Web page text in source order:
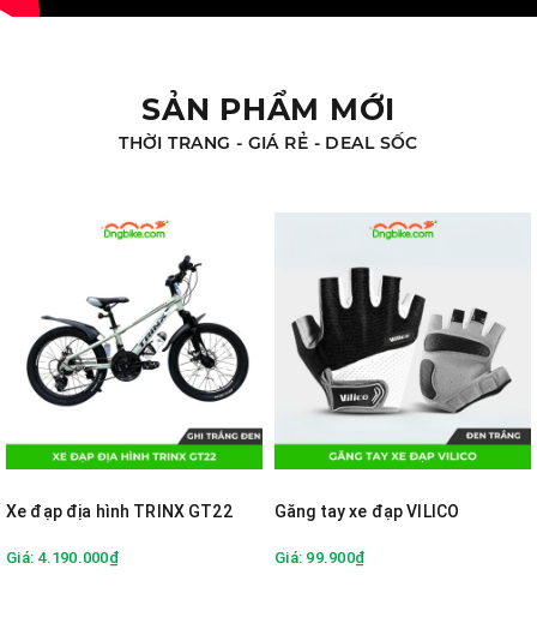
SẢN PHẨM MỚI
THỜI TRANG - GIÁ RẺ - DEAL SỐC
Xe đạp địa hình TRINX GT22
Giá: 4.190.000₫
Găng tay xe đạp VILICO
Giá: 99.900₫